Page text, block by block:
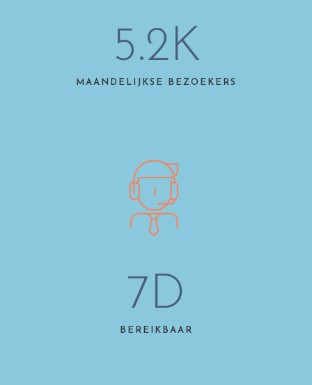
5.2K
MAANDELIJKSE BEZOEKERS
7D
BEREIKBAAR